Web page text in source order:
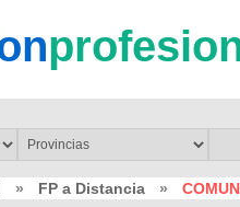
» FP a Distancia »